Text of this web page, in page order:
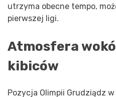
utrzyma obecne tempo,
pierwszej ligi.
Atmosfera
kibiców
Pozycja Olimpii Grudziądz